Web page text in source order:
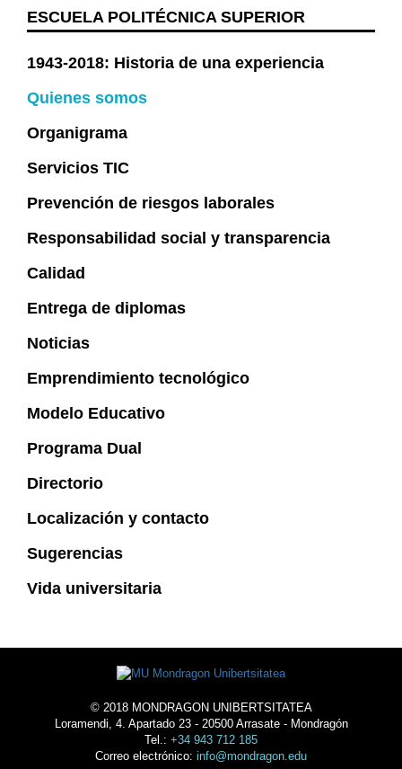
ESCUELA POLITÉCNICA SUPERIOR
1943-2018: Historia de una experiencia
Quienes somos
Organigrama
Servicios TIC
Prevención de riesgos laborales
Responsabilidad social y transparencia
Calidad
Entrega de diplomas
Noticias
Emprendimiento tecnológico
Modelo Educativo
Programa Dual
Directorio
Localización y contacto
Sugerencias
Vida universitaria
© 2018 MONDRAGON UNIBERTSITATEA
Loramendi, 4. Apartado 23 - 20500 Arrasate - Mondragón
Tel.: +34 943 712 185
Correo electrónico: info@mondragon.edu